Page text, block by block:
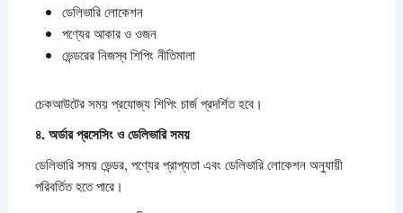
ডেলিভারি লোকেশন
পণ্যের আকার ও ওজন
ভেন্ডরের নিজস্ব শিপিং নীতিমালা
চেকআউটের সময় প্রযোজ্য শিপিং চার্জ প্রদর্শিত হবে।
৪.অর্ডারপ্রসেসিংওডেলিভারিসময়
ডেলিভারি সময় ভেন্ডর, পণ্যের প্রাপ্যতা এবং ডেলিভারি লোকেশন অনুযায়ী
পরিবর্তিত হতে পারে।